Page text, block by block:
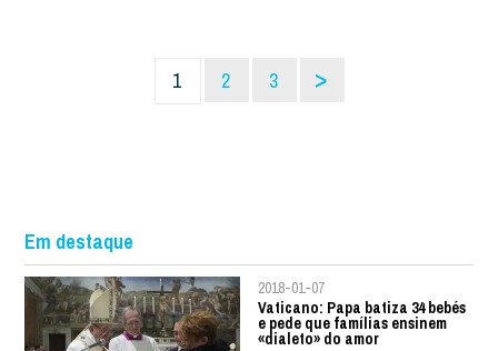
1 2 3 >
Em destaque
2018-01-07
Vaticano: Papa batiza 34 bebés
e pede que famílias ensinem
«dialeto» do amor